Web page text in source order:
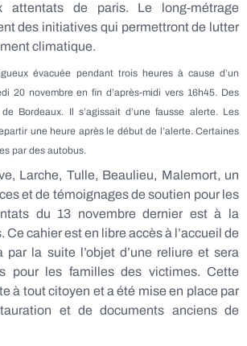
attentats de paris. Le long-métrage
des initiatives qui permettront de lutter
climatique.
évacuée pendant trois heures à cause d’un
20 novembre en fin d’après-midi vers 16h45. Des
Bordeaux. Il s’agissait d’une fausse alerte. Les
une heure après le début de l’alerte. Certaines
par des autobus.
Larche, Tulle, Beaulieu, Malemort, un
et de témoignages de soutien pour les
du 13 novembre dernier est à la
Ce cahier est en libre accès à l’accueil de
par la suite l’objet d’une reliure et sera
pour les familles des victimes. Cette
à tout citoyen et a été mise en place par
et de documents anciens de